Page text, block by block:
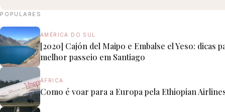
POPULARES
AMÉRICA DO SUL
[2020] Cajón del Maipo e Embalse el Yeso: dicas
melhor passeio em Santiago
ÁFRICA
Como é voar para a Europa pela Ethiopian